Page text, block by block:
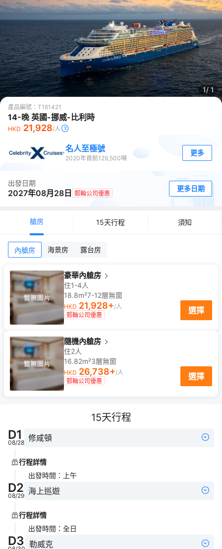
1/1
產品編號： T161421
14-晚 英國-挪威-比利時
HKD 21,928/人
名人至極號
2020年首航129,500噸
更多
出發日期
2027年08月28日 郵輪公司優惠
更多日期
艙房 15天行程 須知
內艙房 海景房 露台房
豪華內艙房
住1-4人
18.8m²7-12層無窗
HKD 21,928+/人
郵輪公司優惠
選擇
隨機內艙房
住2人
16.82m²3層無窗
HKD 26,738+/人
郵輪公司優惠
選擇
15天行程
D1
08/28 修咸頓
行程詳情
出發時間 ： 上午
D2
08/29 海上巡遊
行程詳情
出發時間 ： 全日
D3 勒威克